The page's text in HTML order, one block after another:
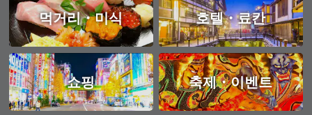
먹거리・미식 호텔・료칸
쇼핑 축제・이벤트